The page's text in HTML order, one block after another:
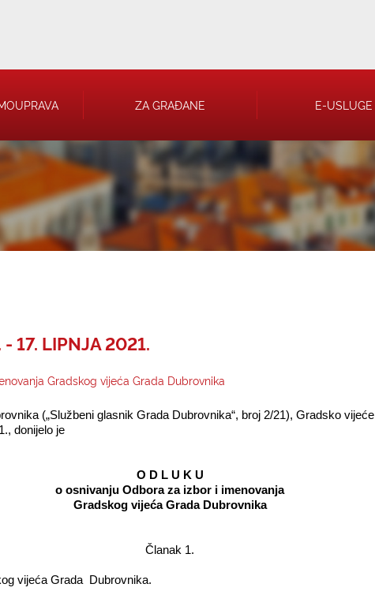
ZA GRAĐANE E-USLUGE
17. LIPNJA 2021.
Gradskog vijeća Grada Dubrovnika
(„Službeni glasnik Grada Dubrovnika“, broj 2/21), Gradsko vijeće
donijelo je
O D L U K U­
o osnivanju Odbora za izbor i imenovanja­
Gradskog vijeća Grada Dubrovnika­
Članak 1.­
vijeća Grada Dubrovnika.­